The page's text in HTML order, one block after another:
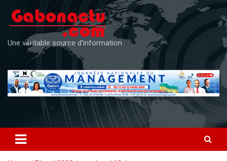
content
Une véritable source d'information